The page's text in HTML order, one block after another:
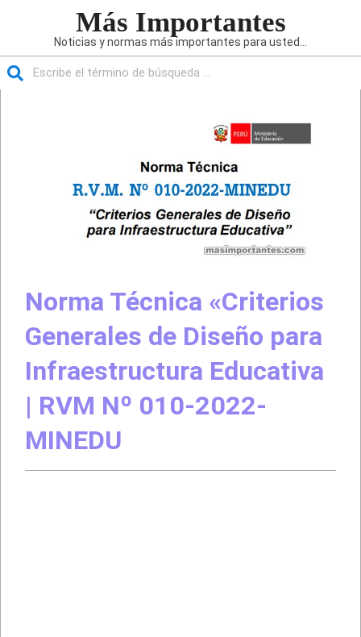
Más Importantes
Noticias y normas más importantes para usted...
Norma Técnica «Criterios
Generales de Diseño para
Infraestructura Educativa
| RVM Nº 010-2022-
MINEDU